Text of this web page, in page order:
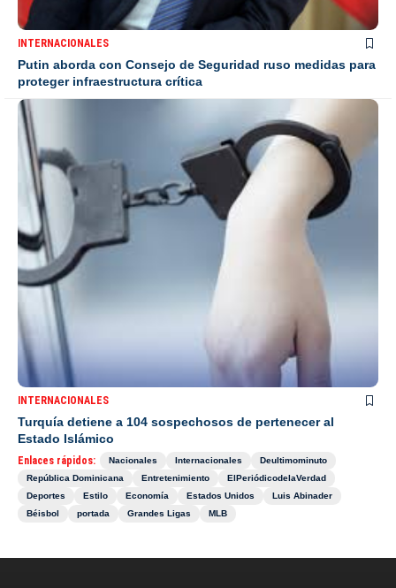
INTERNACIONALES
Putin aborda con Consejo de Seguridad ruso medidas para
proteger infraestructura crítica
INTERNACIONALES
Turquía detiene a 104 sospechosos de pertenecer al
Estado Islámico
Enlaces rápidos: Nacionales Internacionales
Deultimominuto
República Dominicana
Entretenimiento
ElPeriódicodelaVerdad
Deportes
Estilo Economía Estados Unidos
Luis Abinader
Béisbol
portada Grandes Ligas MLB